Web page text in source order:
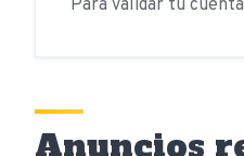
Para validar tu
Anuncios